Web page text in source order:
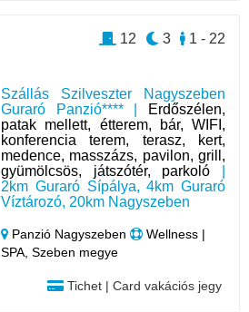
Szállás Szilveszter Nagyszeben
Guraró Panzió**** |
Erdőszélen,
patak mellett, étterem, bár, WIFI,
konferencia terem, terasz, kert,
medence, masszázs, pavilon, grill,
gyümölcsös, játszótér, parkoló
2km Guraró Sípálya, 4km Guraró
Víztározó, 20km Nagyszeben
Panzió Nagyszeben
Wellness |
SPA, Szeben megye
Tichet | Card vakációs jegy
1 - 22
3
12